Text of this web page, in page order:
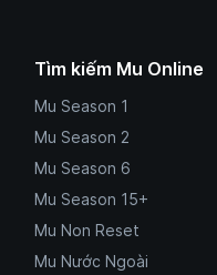
Tìm kiếm Mu Online
Mu Season 1
Mu Season 2
Mu Season 6
Mu Season 15+
Mu Non Reset
Mu Nước Ngoài